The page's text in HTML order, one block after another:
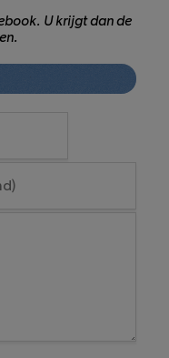
U krijgt dan de